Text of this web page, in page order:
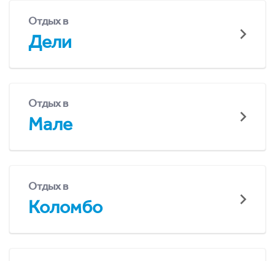
Отдых в
Дели
Отдых в
Мале
Отдых в
Коломбо